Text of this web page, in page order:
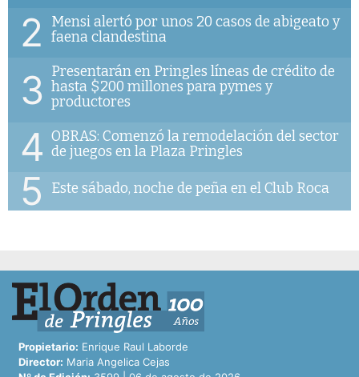
2
Mensi alertó por unos 20 casos de abigeato y
faena clandestina
3
Presentarán en Pringles líneas de crédito de
hasta $200 millones para pymes y
productores
4 OBRAS: Comenzó la remodelación del sector
de juegos en la Plaza Pringles
5 Este sábado, noche de peña en el Club Roca
Propietario: Enrique Raul Laborde
Director: Maria Angelica Cejas